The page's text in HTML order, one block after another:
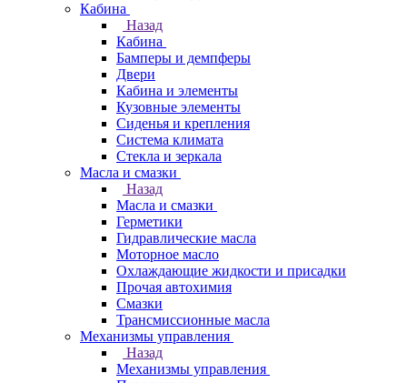
Кабина
Назад
Кабина
Бамперы и демпферы
Двери
Кабина и элементы
Кузовные элементы
Сиденья и крепления
Система климата
Стекла и зеркала
Масла и смазки
Назад
Масла и смазки
Герметики
Гидравлические масла
Моторное масло
Охлаждающие жидкости и присадки
Прочая автохимия
Смазки
Трансмиссионные масла
Механизмы управления
Назад
Механизмы управления